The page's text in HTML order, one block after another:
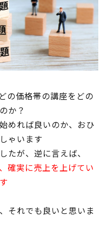
の価格帯の講座をどの
か？
めれば良いのか、おひ
ゃいます
たが、逆に言えば、
確実に売上を上げてい
それでも良いと思いま